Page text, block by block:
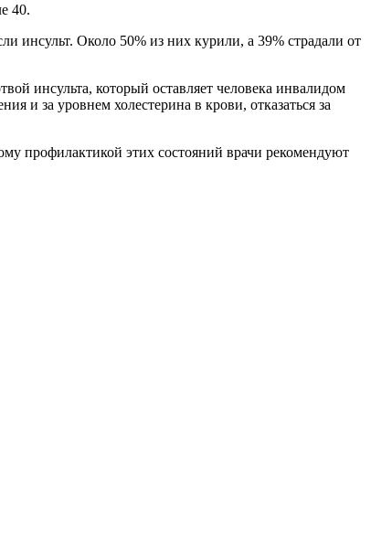
40.
инсульт. Около 50% из них курили, а 39% страдали от
инсульта, который оставляет человека инвалидом
и за уровнем холестерина в крови, отказаться за
профилактикой этих состояний врачи рекомендуют